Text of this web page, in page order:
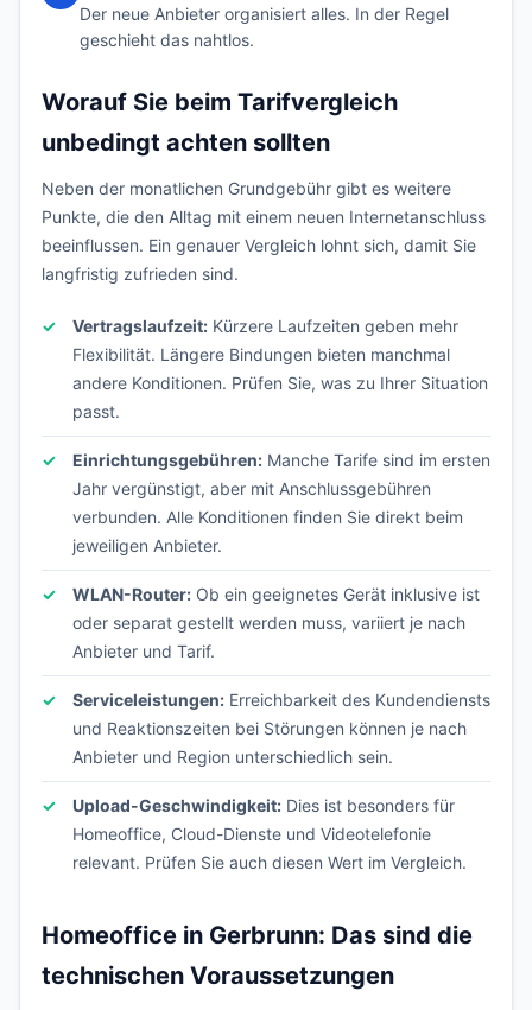
Der neue Anbieter organisiert alles. In der Regel
geschieht das nahtlos.
Worauf Sie beim Tarifvergleich
unbedingt achten sollten
Neben der monatlichen Grundgebühr gibt es weitere
Punkte, die den Alltag mit einem neuen Internetanschluss
beeinflussen. Ein genauer Vergleich lohnt sich, damit Sie
langfristig zufrieden sind.
Vertragslaufzeit: Kürzere Laufzeiten geben mehr
Flexibilität. Längere Bindungen bieten manchmal
andere Konditionen. Prüfen Sie, was zu Ihrer Situation
passt.
Einrichtungsgebühren: Manche Tarife sind im ersten
Jahr vergünstigt, aber mit Anschlussgebühren
verbunden. Alle Konditionen finden Sie direkt beim
jeweiligen Anbieter.
WLAN-Router: Ob ein geeignetes Gerät inklusive ist
oder separat gestellt werden muss, variiert je nach
Anbieter und Tarif.
Serviceleistungen: Erreichbarkeit des Kundendiensts
und Reaktionszeiten bei Störungen können je nach
Anbieter und Region unterschiedlich sein.
Upload-Geschwindigkeit: Dies ist besonders für
Homeoffice, Cloud-Dienste und Videotelefonie
relevant. Prüfen Sie auch diesen Wert im Vergleich.
Homeoffice in Gerbrunn: Das sind die
technischen Voraussetzungen